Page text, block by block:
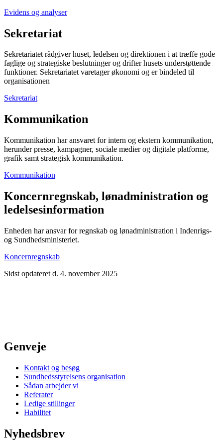
Evidens og analyser
Sekretariat
Sekretariatet rådgiver huset, ledelsen og direktionen i at træffe gode
faglige og strategiske beslutninger og drifter husets understøttende
funktioner. Sekretariatet varetager økonomi og er bindeled til
organisationen
Sekretariat
Kommunikation
Kommunikation har ansvaret for intern og ekstern kommunikation,
herunder presse, kampagner, sociale medier og digitale platforme,
grafik samt strategisk kommunikation.
Kommunikation
Koncernregnskab, lønadministration og
ledelsesinformation
Enheden har ansvar for regnskab og lønadministration i Indenrigs-
og Sundhedsministeriet.
Koncernregnskab
Sidst opdateret d. 4. november 2025
Genveje
Kontakt og besøg
Sundhedsstyrelsens organisation
Sådan arbejder vi
Referater
Ledige stillinger
Habilitet
Nyhedsbrev